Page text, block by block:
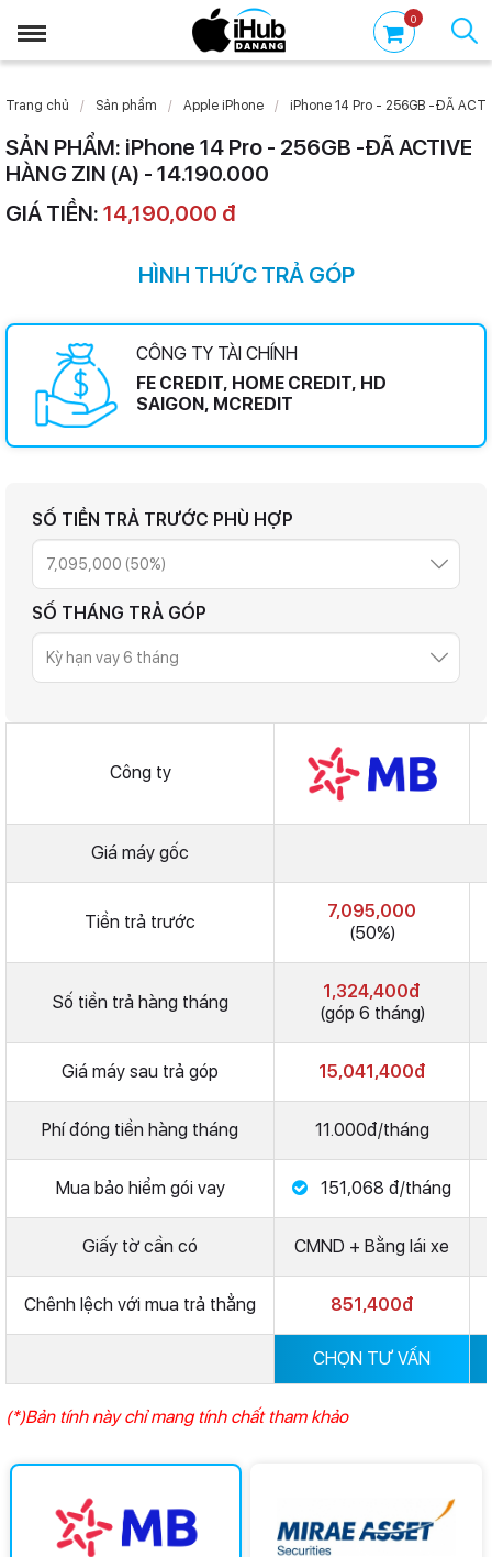
0
Trang chủ Sản phẩm Apple iPhone iPhone 14 Pro - 256GB -ĐÃ
SẢN PHẨM: iPhone 14 Pro - 256GB -ĐÃ ACTIVE
HÀNG ZIN (A) - 14.190.000
GIÁ TIỀN: 14,190,000 đ
HÌNH THỨC TRẢ GÓP
CÔNG TY TÀI CHÍNH
FE CREDIT, HOME CREDIT, HD
SAIGON, MCREDIT
SỐ TIỀN TRẢ TRƯỚC PHÙ HỢP
SỐ THÁNG TRẢ GÓP
Công ty
Giá máy gốc
Tiền trả trước
7,095,000
(50%)
Số tiền trả hàng tháng
1,324,400đ
(góp 6 tháng)
Giá máy sau trả góp 15,041,400đ
Phí đóng tiền hàng tháng 11.000đ/tháng
Mua bảo hiểm gói vay 151,068 đ/tháng
Giấy tờ cần có CMND + Bằng lái xe
Chênh lệch với mua trả thẳng 851,400đ
CHỌN TƯ VẤN
(*)Bản tính này chỉ mang tính chất tham khảo